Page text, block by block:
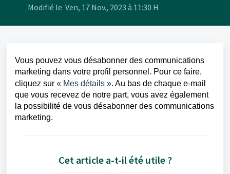
Modifié le Ven, 17 Nov., 2023 à 11:30 H
Vous pouvez vous désabonner des communications
marketing dans votre profil personnel. Pour ce faire,
cliquez sur « Mes détails ». Au bas de chaque e-mail
que vous recevez de notre part, vous avez également
la possibilité de vous désabonner des communications
marketing.
Cet article a-t-il été utile ?